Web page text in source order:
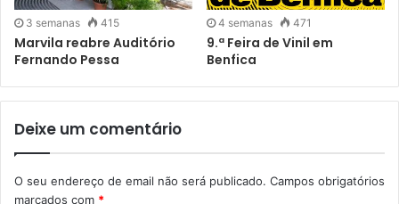
3 semanas 415
Marvila reabre Auditório
Fernando Pessa
4 semanas 471
9.ª Feira de Vinil em
Benfica
Deixe um comentário
O seu endereço de email não será publicado. Campos obrigatórios
marcados com *